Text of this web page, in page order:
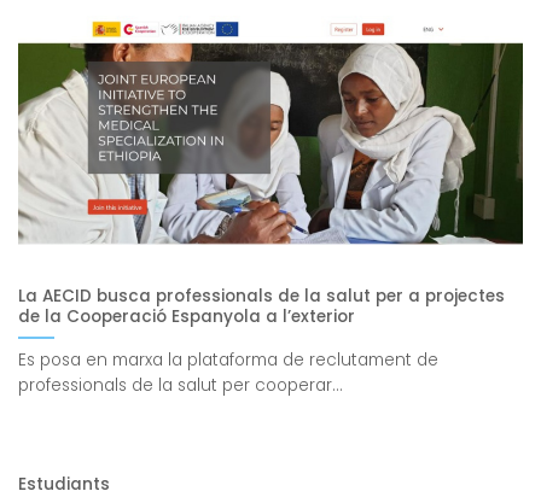
La AECID busca professionals de la salut per a projectes
de la Cooperació Espanyola a l’exterior
Es posa en marxa la plataforma de reclutament de
professionals de la salut per cooperar...
Estudiants